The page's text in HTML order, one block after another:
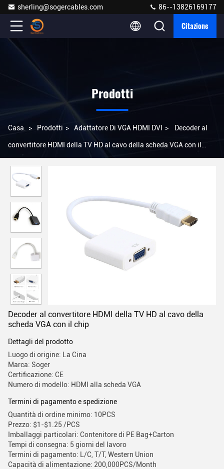
sherling@sogercables.com 86--13826169177
Citazione
Prodotti
Casa. > Prodotti > Adattatore Di VGA HDMI DVI > Decoder al
convertitore HDMI della TV HD al cavo della scheda VGA con il
Decoder al convertitore HDMI della TV HD al cavo della
scheda VGA con il chip
Dettagli del prodotto
Luogo di origine: La Cina
Marca: Soger
Certificazione: CE
Numero di modello: HDMI alla scheda VGA
Termini di pagamento e spedizione
Quantità di ordine minimo: 10PCS
Prezzo: $1-$1.25 /PCS
Imballaggi particolari: Contenitore di PE Bag+Carton
Tempi di consegna: 5 giorni del lavoro
Termini di pagamento: L/C, T/T, Western Union
Capacità di alimentazione: 200,000PCS/Month